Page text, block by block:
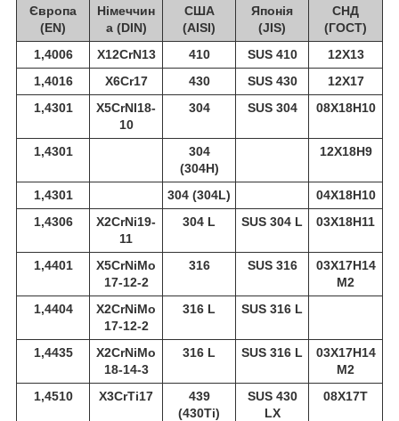
Європа
(EN)
Німеччин
а (DIN)
США
(AISI)
Японія
(JIS)
СНД
(ГОСТ)
1,4006
X12CrN13 410 SUS 410
12Х13
1,4016
X6Cr17 430 SUS 430
12Х17
1,4301
X5CrNI18-
10
304 SUS 304 08Х18Н10
1,4301
304
(304H)
12Х18Н9
1,4301 304 (304L)
04Х18Н10
1,4306
X2CrNi19-
11
304 L SUS 304 L 03Х18Н11
1,4401
X5CrNiMo
17-12-2
316 SUS 316
03Х17Н14
М2
1,4404
X2CrNiMo
17-12-2
316 L SUS 316 L
1,4435
X2CrNiMo
18-14-3
316 L SUS 316 L
03Х17Н14
М2
1,4510
X3CrTi17
439
(430Ti)
SUS 430
LX
08Х17Т